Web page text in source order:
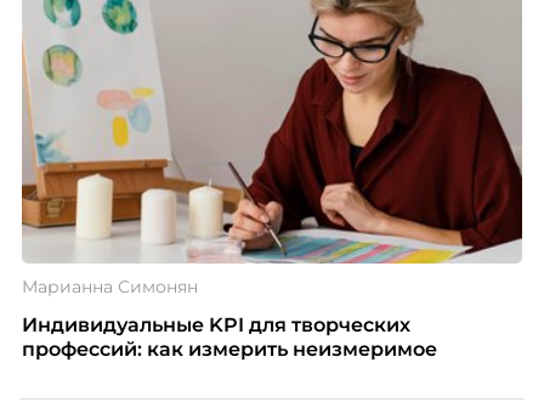
Марианна Симонян
Индивидуальные KPI для творческих
профессий: как измерить неизмеримое